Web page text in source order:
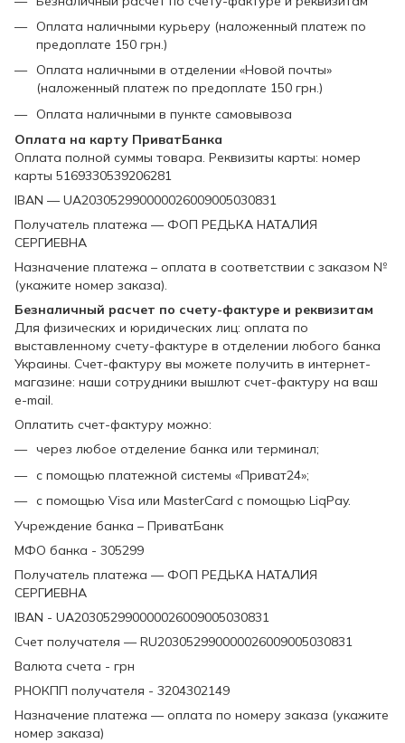
Оплата наличными курьеру (наложенный платеж по
предоплате 150 грн.)
Оплата наличными в отделении «Новой почты»
(наложенный платеж по предоплате 150 грн.)
Оплата наличными в пункте самовывоза
Оплата на карту ПриватБанка
Оплата полной суммы товара. Реквизиты карты: номер
карты 5169330539206281
IBAN — UA203052990000026009005030831
Получатель платежа — ФОП РЕДЬКА НАТАЛИЯ
СЕРГИЕВНА
Назначение платежа – оплата в соответствии с заказом №
(укажите номер заказа).
Безналичный расчет по счету-фактуре и реквизитам
Для физических и юридических лиц: оплата по
выставленному счету-фактуре в отделении любого банка
Украины. Счет-фактуру вы можете получить в интернет-
магазине: наши сотрудники вышлют счет-фактуру на ваш
e-mail.
Оплатить счет-фактуру можно:
через любое отделение банка или терминал;
с помощью платежной системы «Приват24»;
с помощью Visa или MasterCard с помощью LiqPay.
Учреждение банка – ПриватБанк
МФО банка - 305299
Получатель платежа — ФОП РЕДЬКА НАТАЛИЯ
СЕРГИЕВНА
IBAN - UA203052990000026009005030831
Счет получателя — RU203052990000026009005030831
Валюта счета - грн
РНОКПП получателя - 3204302149
Назначение платежа — оплата по номеру заказа (укажите
номер заказа)